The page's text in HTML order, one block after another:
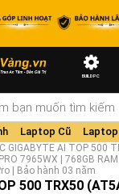
BUILD PC
Laptop Cũ Laptop
GIGABYTE AI TOP 500
7965WX | 768GB
| Bảo hành 03 năm
500 TRX50